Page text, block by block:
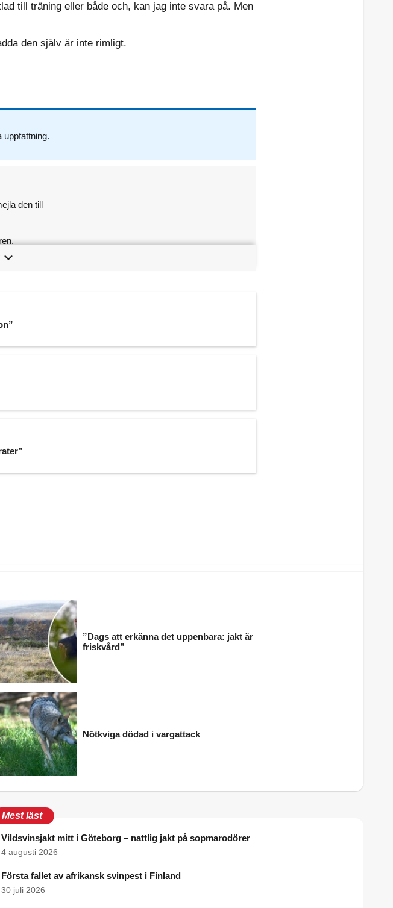
till träning eller både och, kan jag inte svara på. Men
den själv är inte rimligt.
uppfattning.
den till
”Dags att erkänna det uppenbara: jakt är
friskvård”
Nötkviga dödad i vargattack
Mest läst
Vildsvinsjakt mitt i Göteborg – nattlig jakt på sopmarodörer
4 augusti 2026
Första fallet av afrikansk svinpest i Finland
30 juli 2026